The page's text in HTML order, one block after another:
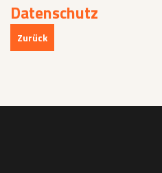
Datenschutz
Zurück